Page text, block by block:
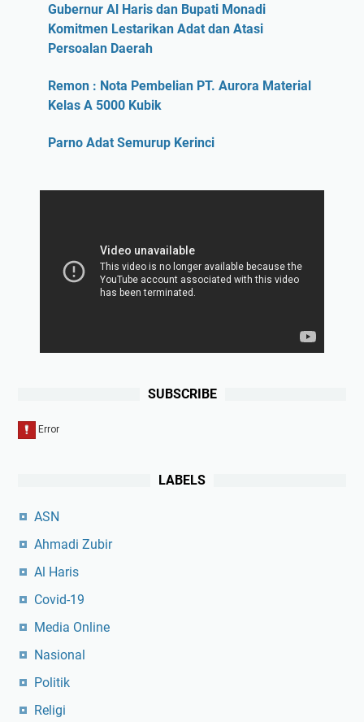
Gubernur Al Haris dan Bupati Monadi
Komitmen Lestarikan Adat dan Atasi
Persoalan Daerah
Remon : Nota Pembelian PT. Aurora Material
Kelas A 5000 Kubik
Parno Adat Semurup Kerinci
SUBSCRIBE
LABELS
ASN
Ahmadi Zubir
Al Haris
Covid-19
Media Online
Nasional
Politik
Religi